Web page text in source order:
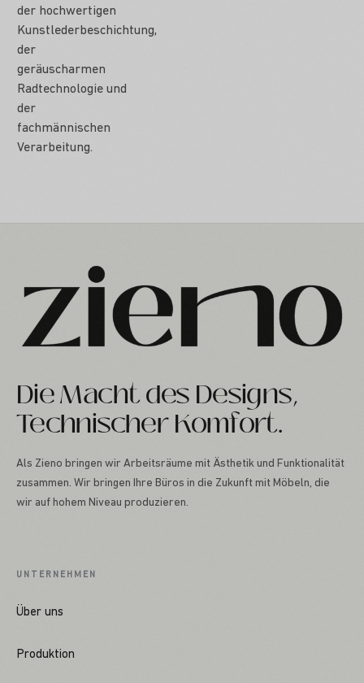
der hochwertigen
Kunstlederbeschichtung,
der
geräuscharmen
Radtechnologie und
der
fachmännischen
Verarbeitung.
Die Macht des Designs,
Technischer Komfort.
Als Zieno bringen wir Arbeitsräume mit Ästhetik und Funktionalität
zusammen. Wir bringen Ihre Büros in die Zukunft mit Möbeln, die
wir auf hohem Niveau produzieren.
UNTERNEHMEN
Über uns
Produktion